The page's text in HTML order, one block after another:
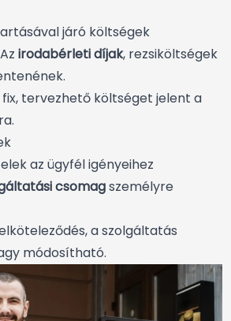
járó költségek
irodabérleti díjak, rezsiköltségek
tervezhető költséget jelent a
az ügyfél igényeihez
csomagszemélyre
a szolgáltatás
módosítható.